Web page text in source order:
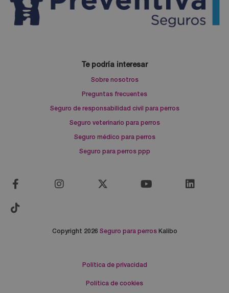
Te podría interesar
Sobre nosotros
Preguntas frecuentes
Seguro de responsabilidad civil para perros
Seguro veterinario para perros
Seguro médico para perros
Seguro para perros ppp
Copyright 2026 Seguro para perrosKalibo
Política de privacidad
Política de cookies